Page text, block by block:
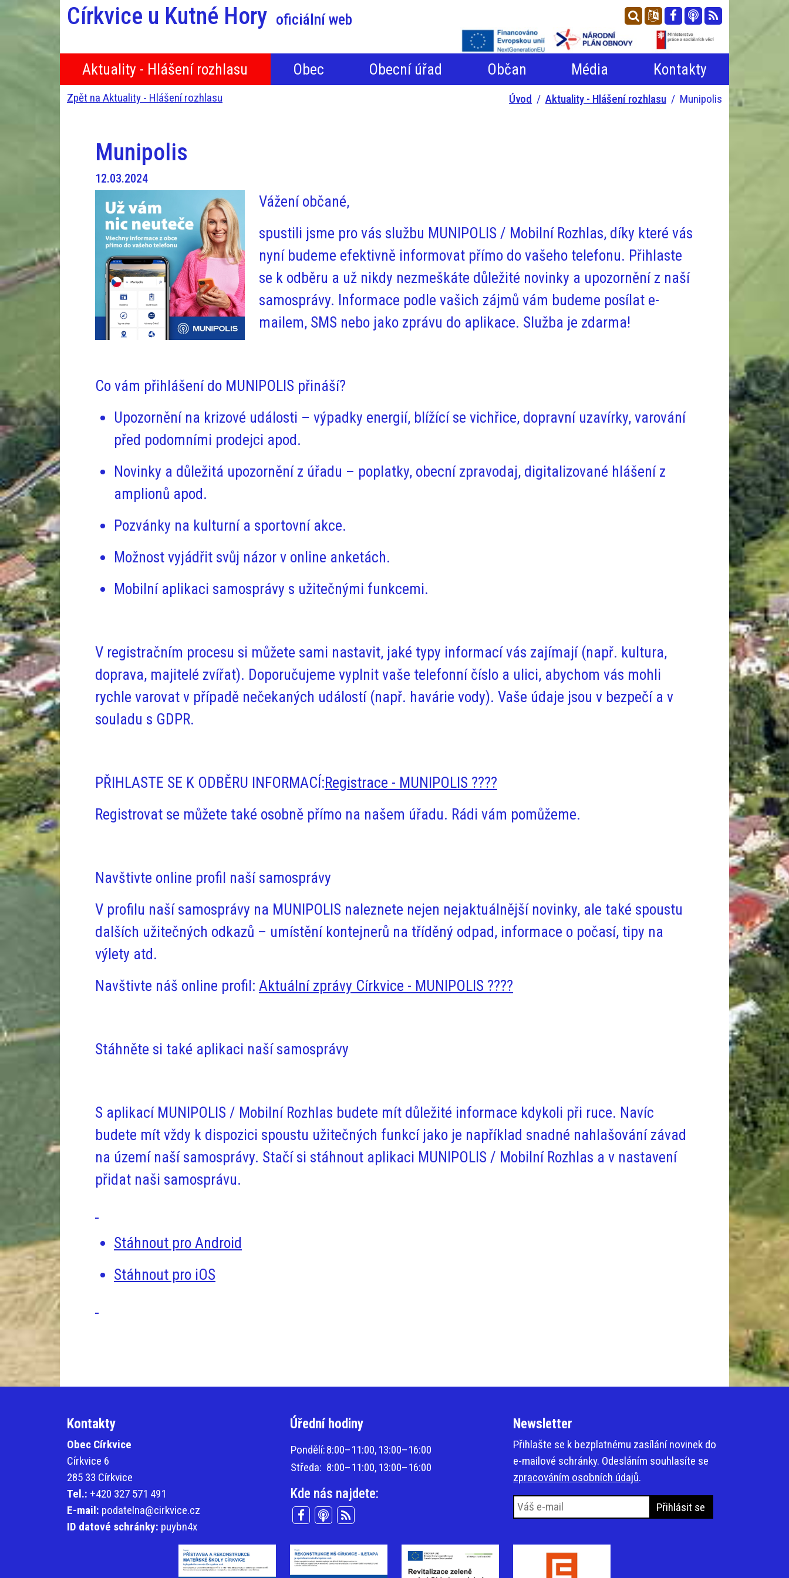
Církvice u Kutné Hory oficiální web
Aktuality - Hlášení rozhlasu Obec Obecní úřad Občan Média Kontakty
Zpět na Aktuality - Hlášení rozhlasu Úvod Aktuality - Hlášení rozhlasu Munipolis
Munipolis
12.03.2024
Vážení občané,
spustili jsme pro vás službu MUNIPOLIS / Mobilní Rozhlas, díky které vás
nyní budeme efektivně informovat přímo do vašeho telefonu. Přihlaste
se k odběru a už nikdy nezmeškáte důležité novinky a upozornění z naší
samosprávy. Informace podle vašich zájmů vám budeme posílat e-
mailem, SMS nebo jako zprávu do aplikace. Služba je zdarma!
Co vám přihlášení do MUNIPOLIS přináší?
Upozornění na krizové události – výpadky energií, blížící se vichřice, dopravní uzavírky, varování
před podomními prodejci apod.
Novinky a důležitá upozornění z úřadu – poplatky, obecní zpravodaj, digitalizované hlášení z
amplionů apod.
Pozvánky na kulturní a sportovní akce.
Možnost vyjádřit svůj názor v online anketách.
Mobilní aplikaci samosprávy s užitečnými funkcemi.
V registračním procesu si můžete sami nastavit, jaké typy informací vás zajímají (např. kultura,
doprava, majitelé zvířat). Doporučujeme vyplnit vaše telefonní číslo a ulici, abychom vás mohli
rychle varovat v případě nečekaných událostí (např. havárie vody). Vaše údaje jsou v bezpečí a v
souladu s GDPR.
PŘIHLASTE SE K ODBĚRU INFORMACÍ:Registrace - MUNIPOLIS ????
Registrovat se můžete také osobně přímo na našem úřadu. Rádi vám pomůžeme.
Navštivte online profil naší samosprávy
V profilu naší samosprávy na MUNIPOLIS naleznete nejen nejaktuálnější novinky, ale také spoustu
dalších užitečných odkazů – umístění kontejnerů na tříděný odpad, informace o počasí, tipy na
výlety atd.
Navštivte náš online profil: Aktuální zprávy Církvice - MUNIPOLIS ????
Stáhněte si také aplikaci naší samosprávy
S aplikací MUNIPOLIS / Mobilní Rozhlas budete mít důležité informace kdykoli při ruce. Navíc
budete mít vždy k dispozici spoustu užitečných funkcí jako je například snadné nahlašování závad
na území naší samosprávy. Stačí si stáhnout aplikaci MUNIPOLIS / Mobilní Rozhlas a v nastavení
přidat naši samosprávu.
Stáhnout pro Android
Stáhnout pro iOS
Kontakty
Obec Církvice
Církvice 6
285 33 Církvice
Tel.: +420 327 571 491
E-mail: podatelna@cirkvice.cz
ID datové schránky: puybn4x
Úřední hodiny
Pondělí:8:00–11:00, 13:00–16:00
Středa: 8:00–11:00, 13:00–16:00
Kde nás najdete:
Newsletter
Přihlašte se k bezplatnému zasílání novinek do
e-mailové schránky. Odesláním souhlasíte se
zpracováním osobních údajů.